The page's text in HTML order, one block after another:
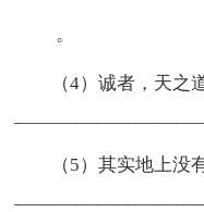
。
（4）诚者，天之道
（5）其实地上没有